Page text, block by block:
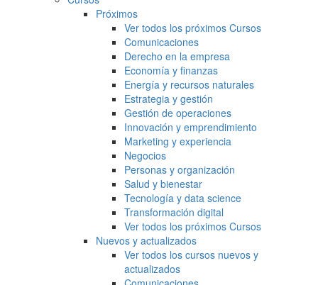
Próximos
Ver todos los próximos Cursos
Comunicaciones
Derecho en la empresa
Economía y finanzas
Energía y recursos naturales
Estrategia y gestión
Gestión de operaciones
Innovación y emprendimiento
Marketing y experiencia
Negocios
Personas y organización
Salud y bienestar
Tecnología y data science
Transformación digital
Ver todos los próximos Cursos
Nuevos y actualizados
Ver todos los cursos nuevos y
actualizados